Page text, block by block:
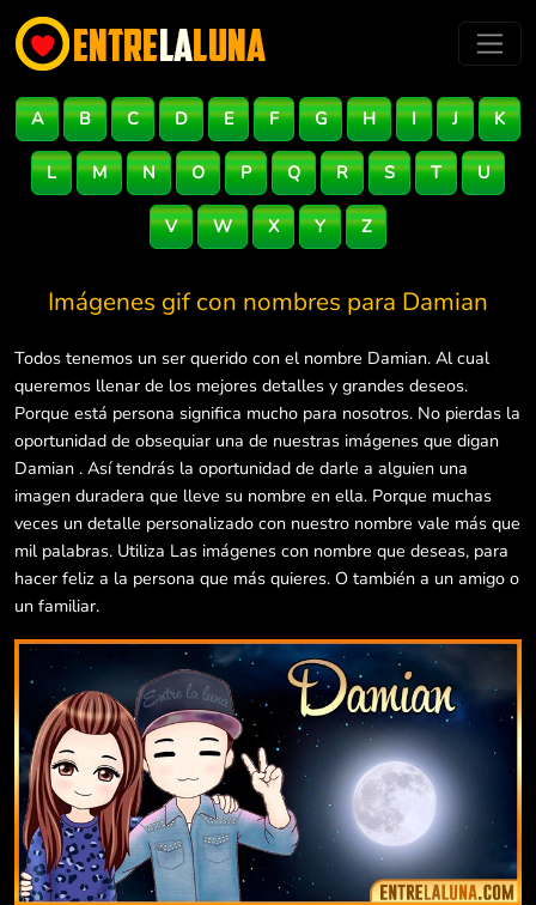
A B C D E F G H I J K
L M N O P Q R S T U
V W X Y Z
Imágenes gif con nombres para Damian
Todos tenemos un ser querido con el nombre Damian. Al cual
queremos llenar de los mejores detalles y grandes deseos.
Porque está persona significa mucho para nosotros. No pierdas la
oportunidad de obsequiar una de nuestras imágenes que digan
Damian . Así tendrás la oportunidad de darle a alguien una
imagen duradera que lleve su nombre en ella. Porque muchas
veces un detalle personalizado con nuestro nombre vale más que
mil palabras. Utiliza Las imágenes con nombre que deseas, para
hacer feliz a la persona que más quieres. O también a un amigo o
un familiar.